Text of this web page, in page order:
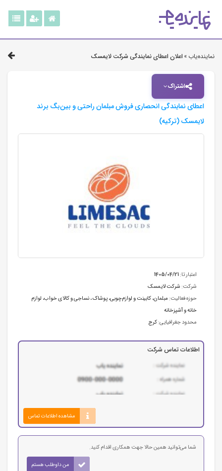
نماینده‌یاب » اعلان اعطای نمایندگی شرکت لایمسک
اشتراک
اعطای نمایندگی انحصاری فروش مبلمان راحتی و بین‌بگ برند
لایمسک (ترکیه)
اعتبار تا:1405/04/21
شرکت: شرکت لایمسک
حوزه فعالیت: مبلمان، کابینت و لوازم‌چوبی،پوشاک ، نساجی و کالای خواب، لوازم
خانه و آشپزخانه
محدود جغرافیایی:کرج
اطلاعات تماس شرکت
مشاهده اطلاعات تماس
شما می‌توانید همین حالا جهت همکاری اقدام کنید.
من داوطلب هستم